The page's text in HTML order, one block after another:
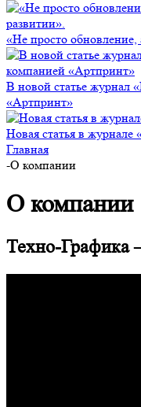
«Не просто обновление,
В новой статье
«Артпринт»
Новая статья в журнале
Главная
-О компании
О компании
Техно-Графика